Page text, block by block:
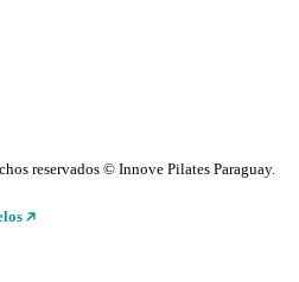
reservados © Innove Pilates Paraguay.